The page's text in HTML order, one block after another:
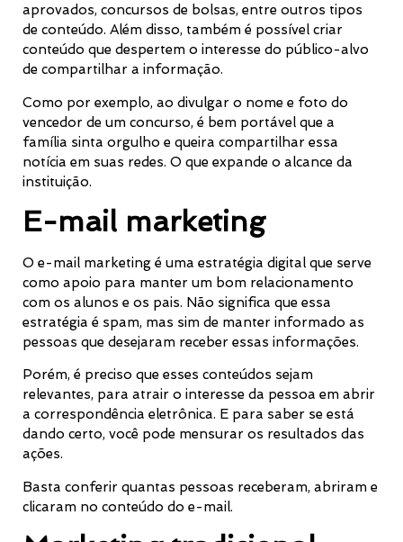
aprovados, concursos de bolsas, entre outros tipos
de conteúdo. Além disso, também é possível criar
conteúdo que despertem o interesse do público-alvo
de compartilhar a informação.
Como por exemplo, ao divulgar o nome e foto do
vencedor de um concurso, é bem portável que a
família sinta orgulho e queira compartilhar essa
notícia em suas redes. O que expande o alcance da
instituição.
E-mail marketing
O e-mail marketing é uma estratégia digital que serve
como apoio para manter um bom relacionamento
com os alunos e os pais. Não significa que essa
estratégia é spam, mas sim de manter informado as
pessoas que desejaram receber essas informações.
Porém, é preciso que esses conteúdos sejam
relevantes, para atrair o interesse da pessoa em abrir
a correspondência eletrônica. E para saber se está
dando certo, você pode mensurar os resultados das
ações.
Basta conferir quantas pessoas receberam, abriram e
clicaram no conteúdo do e-mail.